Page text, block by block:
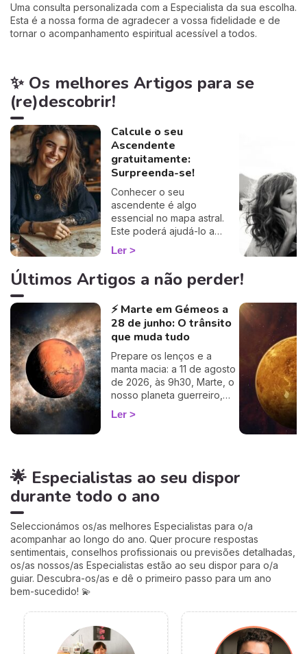
Uma consulta personalizada com a Especialista da sua escolha.
Esta é a nossa forma de agradecer a vossa fidelidade e de
tornar o acompanhamento espiritual acessível a todos.
✨ Os melhores Artigos para se
(re)descobrir!
Calcule o seu
Ascendente
gratuitamente:
Surpreenda-se!
Conhecer o seu
ascendente é algo
essencial no mapa astral.
Este poderá ajudá-lo a
compreender o porquê de
alguns comportamentos e
que imagem transmite aos
outros… Calcule o seu
descubra como este
influencia o seu Signo Solar
e as suas relações. É um
100%, apenas precisa de
ter a hora e o local do seu
nascimento.
Ler
Últimos Artigos a não perder!
⚡ Marte em Gémeos a
28 de junho: O trânsito
que muda tudo
Prepare os lenços e a
manta macia: a 11 de agosto
de 2026, às 9h30, Marte, o
nosso planeta guerreiro,
guarda a espada, deixa a
agitação mental de Gémeos
Muitos astrólogos
desprezam este trânsito por
o acharem «fraco»… mas eu
talvez um dos mais
profundamente humanos do
ano. Siga-me: o seu
coração vai perceber. 💛
Ler
🌟 Especialistas ao seu dispor
durante todo o ano
Seleccionámos os/as melhores Especialistas para o/a
acompanhar ao longo do ano. Quer procure respostas
sentimentais, conselhos profissionais ou previsões detalhadas,
os/as nossos/as Especialistas estão ao seu dispor para o/a
guiar. Descubra-os/as e dê o primeiro passo para um ano
bem-sucedido! 💫